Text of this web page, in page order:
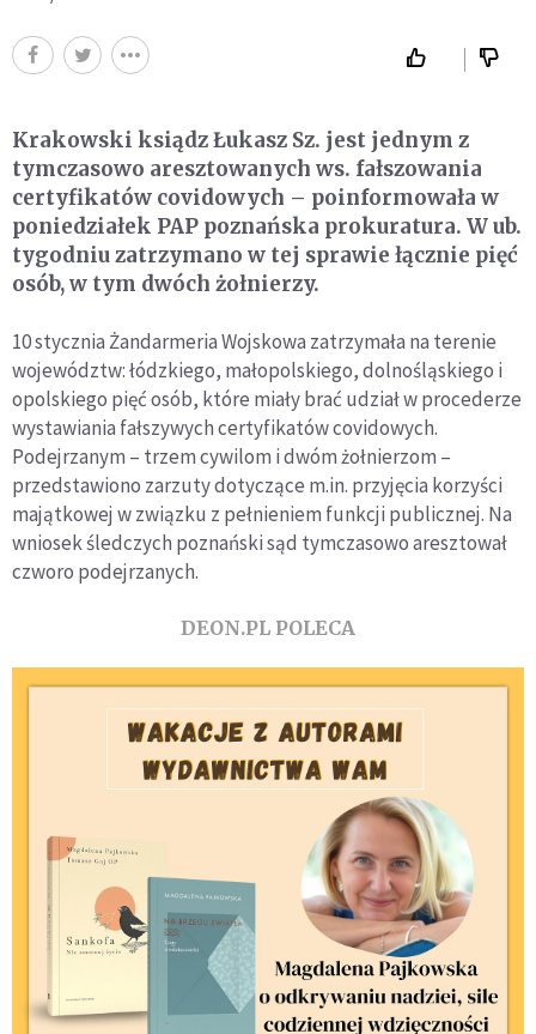
Krakowski ksiądz Łukasz Sz. jest jednym z
tymczasowo aresztowanych ws. fałszowania
certyfikatów covidowych – poinformowała w
poniedziałek PAP poznańska prokuratura. W ub.
tygodniu zatrzymano w tej sprawie łącznie pięć
osób, w tym dwóch żołnierzy.
10 stycznia Żandarmeria Wojskowa zatrzymała na terenie
województw: łódzkiego, małopolskiego, dolnośląskiego i
opolskiego pięć osób, które miały brać udział w procederze
wystawiania fałszywych certyfikatów covidowych.
Podejrzanym – trzem cywilom i dwóm żołnierzom –
przedstawiono zarzuty dotyczące m.in. przyjęcia korzyści
majątkowej w związku z pełnieniem funkcji publicznej. Na
wniosek śledczych poznański sąd tymczasowo aresztował
czworo podejrzanych.
DEON.PL POLECA